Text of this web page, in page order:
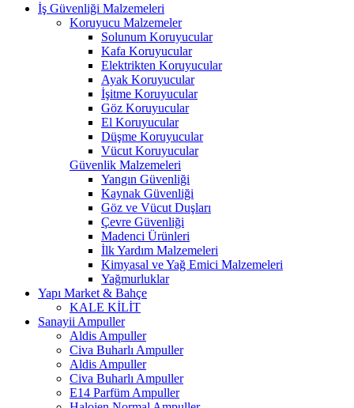
İş Güvenliği Malzemeleri
Koruyucu Malzemeler
Solunum Koruyucular
Kafa Koruyucular
Elektrikten Koruyucular
Ayak Koruyucular
İşitme Koruyucular
Göz Koruyucular
El Koruyucular
Düşme Koruyucular
Vücut Koruyucular
Güvenlik Malzemeleri
Yangın Güvenliği
Kaynak Güvenliği
Göz ve Vücut Duşları
Çevre Güvenliği
Madenci Ürünleri
İlk Yardım Malzemeleri
Kimyasal ve Yağ Emici Malzemeleri
Yağmurluklar
Yapı Market & Bahçe
KALE KİLİT
Sanayii Ampuller
Aldis Ampuller
Civa Buharlı Ampuller
Aldis Ampuller
Civa Buharlı Ampuller
E14 Parfüm Ampuller